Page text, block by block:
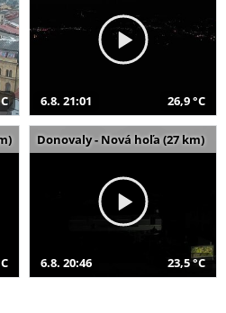
6.8. 21:01 26,9 °C
Donovaly - Nová hoľa (27 km)
6.8. 20:46 23,5 °C